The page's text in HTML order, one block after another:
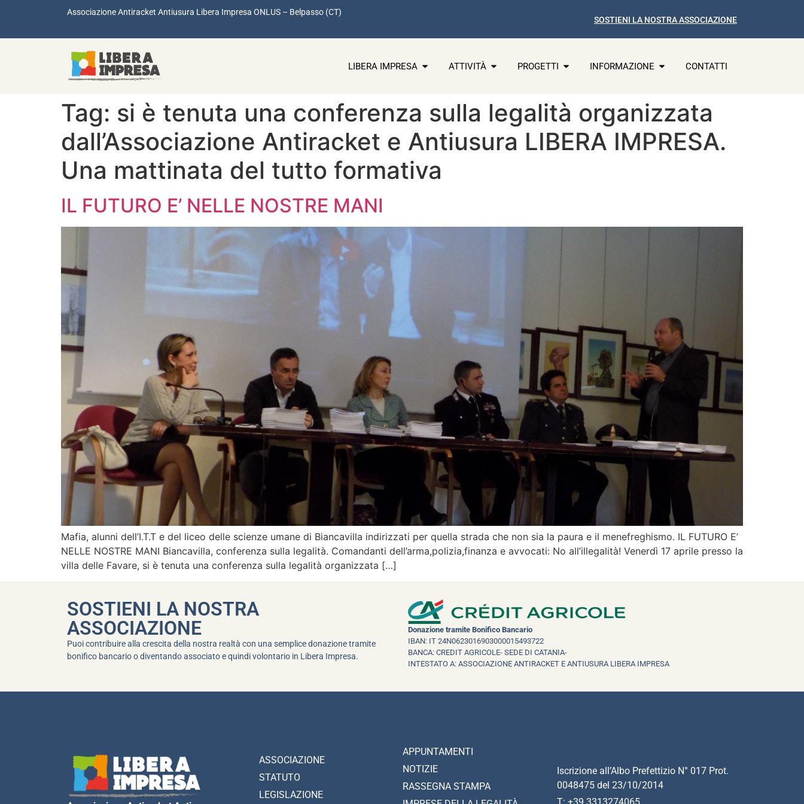
Associazione Antiracket Antiusura Libera Impresa ONLUS – Belpasso (CT)
SOSTIENI LA NOSTRA ASSOCIAZIONE
LIBERA IMPRESA ATTIVITÀ PROGETTI INFORMAZIONE CONTATTI
Tag: si è tenuta una conferenza sulla legalità organizzata
dall’Associazione Antiracket e Antiusura LIBERA IMPRESA.
Una mattinata del tutto formativa
IL FUTURO E’ NELLE NOSTRE MANI
Mafia, alunni dell’I.T.T e del liceo delle scienze umane di Biancavilla indirizzati per quella strada che non sia la paura e il menefreghismo. IL FUTURO E’
NELLE NOSTRE MANI Biancavilla, conferenza sulla legalità. Comandanti dell’arma,polizia,finanza e avvocati: No all’illegalità! Venerdì 17 aprile presso la
villa delle Favare, si è tenuta una conferenza sulla legalità organizzata […]
SOSTIENI LA NOSTRA
ASSOCIAZIONE
Puoi contribuire alla crescita della nostra realtà con una semplice donazione tramite
bonifico bancario o diventando associato e quindi volontario in Libera Impresa.
Donazione tramite Bonifico Bancario
IBAN: IT 24N0623016903000015493722
BANCA: CREDIT AGRICOLE- SEDE DI CATANIA-
INTESTATO A: ASSOCIAZIONE ANTIRACKET E ANTIUSURA LIBERA IMPRESA
ASSOCIAZIONE
STATUTO
LEGISLAZIONE
APPUNTAMENTI
NOTIZIE
RASSEGNA STAMPA
Iscrizione all’Albo Prefettizio N° 017 Prot.
0048475 del 23/10/2014